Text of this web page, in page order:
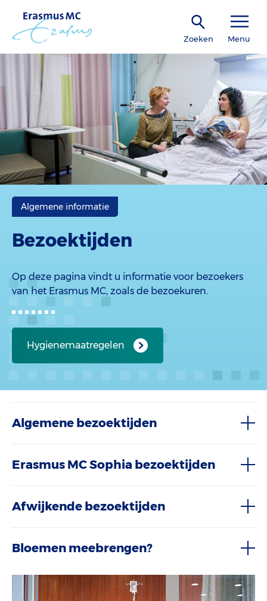
Zoeken Menu
Algemene informatie
Bezoektijden
Op deze pagina vindt u informatie voor bezoekers
van het Erasmus MC, zoals de bezoekuren.
Hygienemaatregelen
Algemene bezoektijden
Erasmus MC Sophia bezoektijden
Afwijkende bezoektijden
Bloemen meebrengen?